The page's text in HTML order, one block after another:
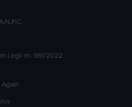
Legii nr. 361/2022
Again